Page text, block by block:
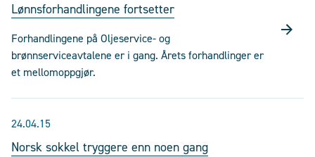
Lønnsforhandlingene fortsetter
Forhandlingene på Oljeservice- og
brønnserviceavtalene er i gang. Årets forhandlinger er
et mellomoppgjør.
24.04.15
Norsk sokkel tryggere enn noen gang